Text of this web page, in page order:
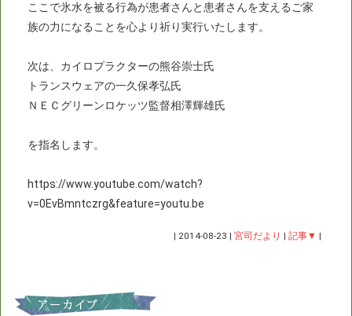
ここで氷水を被る行為が患者さんと患者さんを支えるご家
族の力になることを心より祈り実行いたします。
次は、カイロプラクターの熊谷崇士氏
トランスウェアの一久保孝弘氏
ＮＥＣグリーンロケッツ監督相澤輝雄氏
を指名します。
https://www.youtube.com/watch?
v=0EvBmntczrg&feature=youtu.be
| 2014-08-23 |宮司だより |記事▼ |